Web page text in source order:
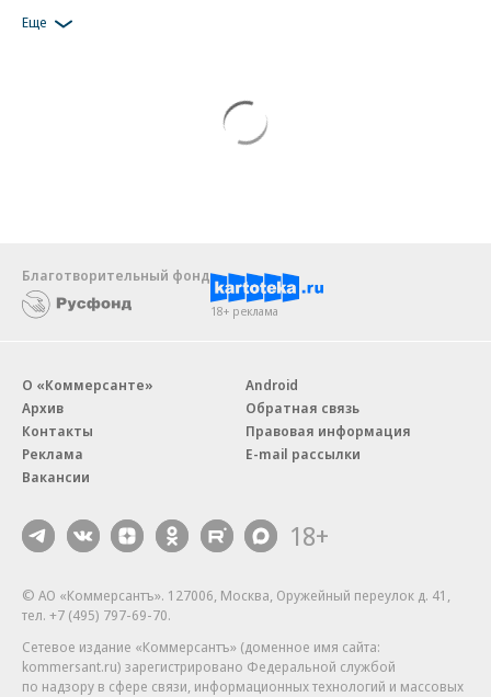
Еще
Благотворительный фонд
18+ реклама
О «Коммерсанте»
Архив
Контакты
Реклама
Вакансии
Android
Обратная связь
Правовая информация
E-mail рассылки
18+
© АО «Коммерсантъ». 127006, Москва, Оружейный переулок д. 41,
тел. +7 (495) 797-69-70.
Сетевое издание «Коммерсантъ» (доменное имя сайта:
kommersant.ru) зарегистрировано Федеральной службой
по надзору в сфере связи, информационных технологий и массовых